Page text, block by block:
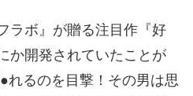
ラボ』が贈る注目作『好
か開発されていたことが
れるのを目撃！その男は思